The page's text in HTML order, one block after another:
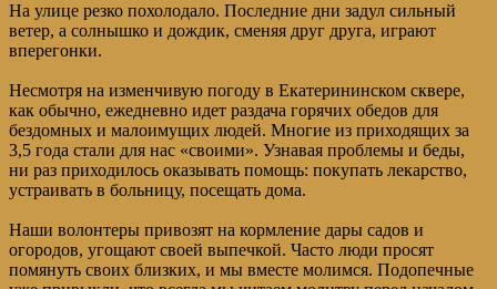
На улице резко похолодало. Последние дни задул сильный
ветер, а солнышко и дождик, сменяя друг друга, играют
вперегонки.
Несмотря на изменчивую погоду в Екатерининском сквере,
как обычно, ежедневно идет раздача горячих обедов для
бездомных и малоимущих людей. Многие из приходящих за
3,5 года стали для нас «своими». Узнавая проблемы и беды,
ни раз приходилось оказывать помощь: покупать лекарство,
устраивать в больницу, посещать дома.
Наши волонтеры привозят на кормление дары садов и
огородов, угощают своей выпечкой. Часто люди просят
помянуть своих близких, и мы вместе молимся. Подопечные